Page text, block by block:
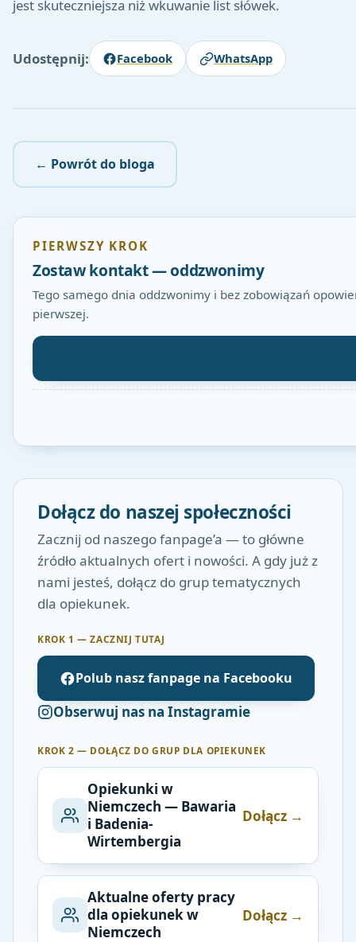
jest skuteczniejsza niż wkuwanie list słówek.
Udostępnij: Facebook WhatsApp
← Powrót do bloga
PIERWSZY KROK
Zostaw kontakt — oddzwonimy
Tego samego dnia oddzwonimy i bez zobowiązań
pierwszej.
Dołącz do naszej społeczności
Zacznij od naszego fanpage’a — to główne
źródło aktualnych ofert i nowości. A gdy już z
nami jesteś, dołącz do grup tematycznych
dla opiekunek.
KROK 1 — ZACZNIJ TUTAJ
Polub nasz fanpage na Facebooku
Obserwuj nas na Instagramie
KROK 2 — DOŁĄCZ DO GRUP DLA OPIEKUNEK
Opiekunki w
Niemczech — Bawaria
i Badenia-
Wirtembergia
Dołącz →
Aktualne oferty pracy
dla opiekunek w
Niemczech
Dołącz →